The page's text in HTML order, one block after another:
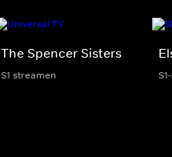
The Spencer Sisters
S1 streamen